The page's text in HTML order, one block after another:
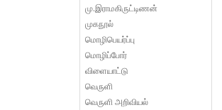
மு.இராமகிருட்டிணன்
முகநூல்
மொழிபெயர்ப்பு
மொழிப்போர்
விளையாட்டு
வெருளி
வெருளி அறிவியல்